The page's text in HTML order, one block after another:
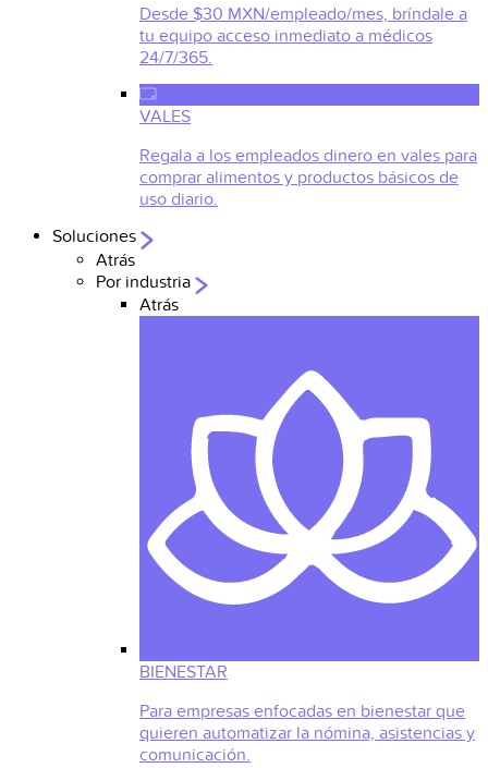
Desde $30 MXN/empleado/mes, bríndale a
tu equipo acceso inmediato a médicos
24/7/365.
VALES
Regala a los empleados dinero en vales para
comprar alimentos y productos básicos de
uso diario.
Soluciones
Atrás
Por industria
Atrás
BIENESTAR
Para empresas enfocadas en bienestar que
quieren automatizar la nómina, asistencias y
comunicación.